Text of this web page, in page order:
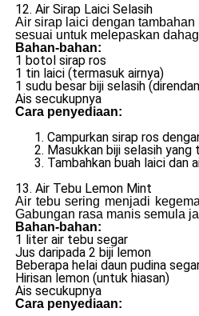
12. Air Sirap Laici Selasih
Air sirap laici dengan
sesuai untuk melepaskan
Bahan-bahan:
1 botol sirap ros
1 tin laici (termasuk airnya)
1 sudu besar biji selasih
Ais secukupnya
Cara penyediaan:
Campurkan sirap ros
Masukkan biji selasih yang
Tambahkan buah laici dan
13. Air Tebu Lemon Mint
Air tebu sering menjadi
Gabungan rasa manis semula
Bahan-bahan:
1 liter air tebu segar
Jus daripada 2 biji lemon
Beberapa helai daun pudina
Hirisan lemon (untuk hiasan)
Ais secukupnya
Cara penyediaan: